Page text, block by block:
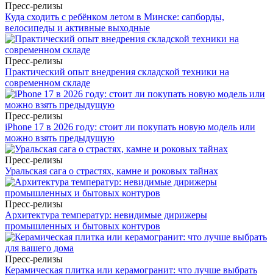
Пресс-релизы
Куда сходить с ребёнком летом в Минске: сапборды,
велосипеды и активные выходные
Пресс-релизы
Практический опыт внедрения складской техники на
современном складе
Пресс-релизы
iPhone 17 в 2026 году: стоит ли покупать новую модель или
можно взять предыдущую
Пресс-релизы
Уральская сага о страстях, камне и роковых тайнах
Пресс-релизы
Архитектура температур: невидимые дирижеры
промышленных и бытовых контуров
Пресс-релизы
Керамическая плитка или керамогранит: что лучше выбрать